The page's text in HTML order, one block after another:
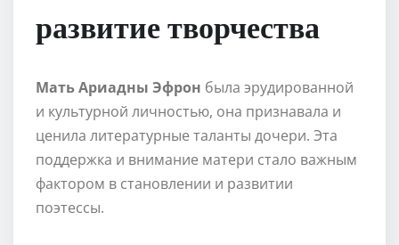
развитие творчества
Мать Ариадны Эфрон была эрудированной
и культурной личностью, она признавала и
ценила литературные таланты дочери. Эта
поддержка и внимание матери стало важным
фактором в становлении и развитии
поэтессы.